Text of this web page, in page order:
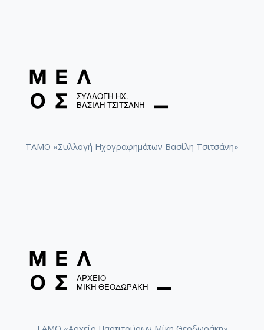
ΤΑΜΟ «Συλλογή Ηχογραφημάτων Βασίλη Τσιτσάνη»